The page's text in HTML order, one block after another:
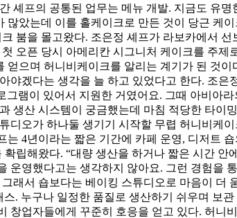
셰프의 공통된 업무는 메뉴 개발. 지금도 유
았는데 이를 홀케이크로 만든 것이 당근 케
붐을 몰고왔다. 조은정 셰프가 라보카에서
오픈 당시 아메리칸 시그니처 케이크를 주
으며 허니비케이크를 알리는 계기가 된 것
겠다는 생각을 늘 하고 있었다고 한다. 조은
램이 있어서 지원한 거였어요. 그때 아비아
생산 시스템이 궁금했는데 마침 적당한 타이
디오가 하나둘 생기기 시작할 무렵 허니비케
4년이라는 짧은 기간에 카페 운영, 디저트
립해왔다. “대량 생산을 하거나 짧은 시간 안
운영했다고는 생각하지 않아요. 그런 경험을
래서 숍보다는 베이킹 스튜디오로 마음이 더
. 누구나 일정한 품질로 생산하기 쉬우며 보
창업자들에게 꾸준히 호응을 얻고 있다. 허니